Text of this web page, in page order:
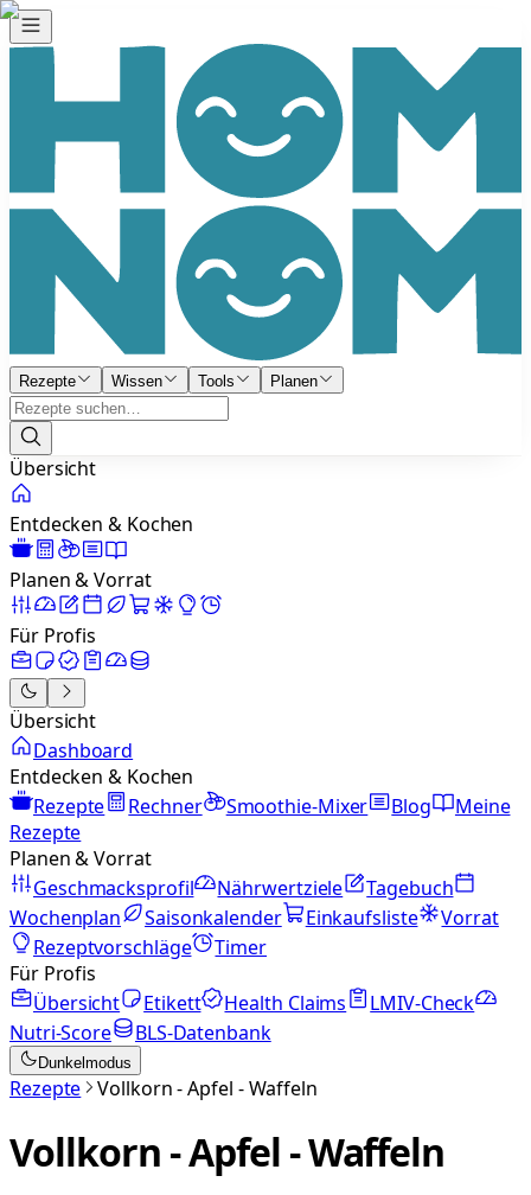
Rezepte Wissen Tools Planen
Übersicht
Entdecken & Kochen
Planen & Vorrat
Für Profis
Übersicht
Dashboard
Entdecken & Kochen
Rezepte
Rechner Smoothie-Mixer Blog
Meine
Rezepte
Planen & Vorrat
Geschmacksprofil
Nährwertziele
Tagebuch
Wochenplan
Saisonkalender Einkaufsliste
Vorrat
Rezeptvorschläge
Timer
Für Profis
Übersicht
Etikett Health Claims
LMIV-Check
Nutri-Score
BLS-Datenbank
Dunkelmodus
Rezepte Vollkorn - Apfel - Waffeln
Vollkorn - Apfel - Waffeln